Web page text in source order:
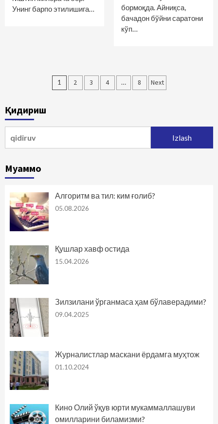
Унинг барпо этилишига…
бормоқда. Айниқса,
бачадон бўйни саратони
кўп…
Maqolalar
1 2 3 4 … 8 Next
Қидириш
Муаммо
Алгоритм ва тил: ким ғолиб?
05.08.2026
Қушлар хавф остида
15.04.2026
Зилзилани ўрганмаса ҳам бўлаверадими?
09.04.2025
Журналистлар маскани ёрдамга муҳтож
01.10.2024
Кино Олий ўқув юрти мукаммаллашуви
омилларини биламизми?